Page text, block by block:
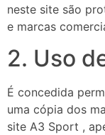
neste site são
e marcas
2. Uso
É concedida
uma cópia dos
site A3 Sport ,